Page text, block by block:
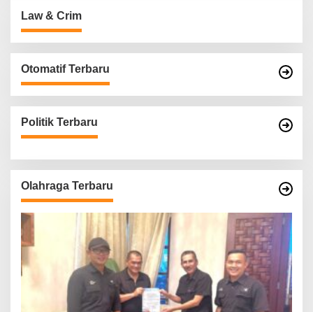
Law & Crim
Otomatif Terbaru
Politik Terbaru
Olahraga Terbaru